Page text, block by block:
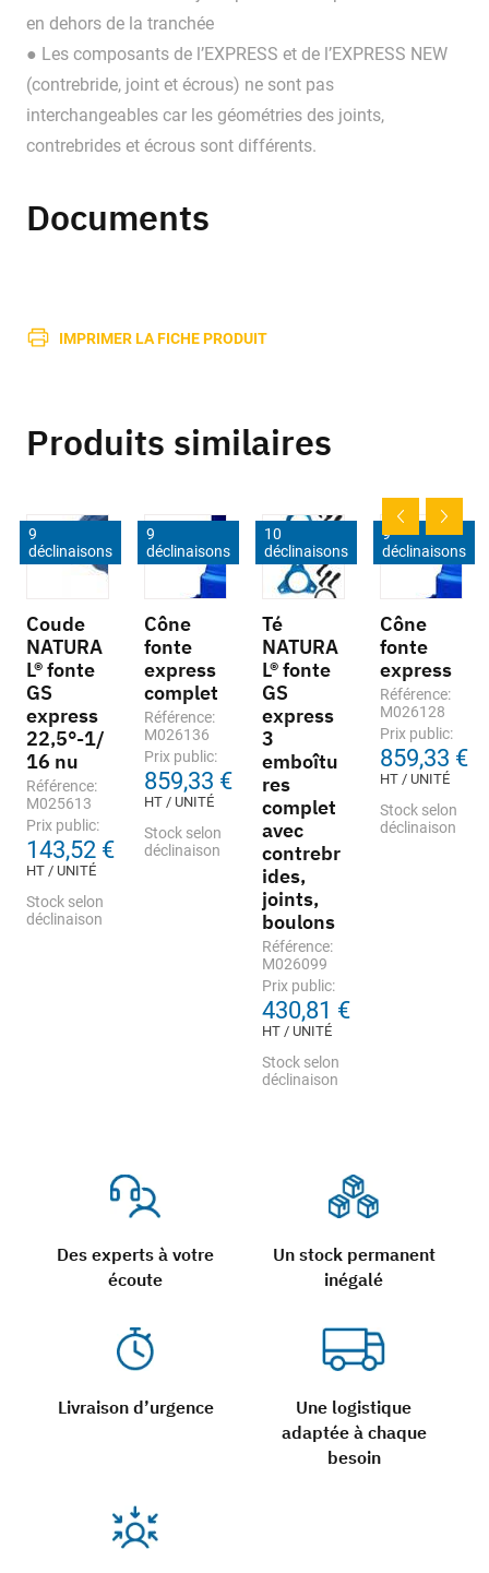
en dehors de la tranchée
● Les composants de l’EXPRESS et de l’EXPRESS NEW
(contrebride, joint et écrous) ne sont pas
interchangeables car les géométries des joints,
contrebrides et écrous sont différents.
Documents
IMPRIMER LA FICHE PRODUIT
Des experts à votre
écoute
Un stock permanent
inégalé
Livraison d’urgence
Une logistique
adaptée à chaque
besoin
Produits similaires
9
déclinaisons
Coude
NATURA
L® fonte
GS
express
22,5°-1/
16 nu
Référence:
M025613
Prix public:
143,52 €
HT / UNITÉ
Stock selon
déclinaison
9
déclinaisons
Cône
fonte
express
complet
Référence:
M026136
Prix public:
859,33 €
HT / UNITÉ
Stock selon
déclinaison
10
déclinaisons
Té
NATURA
L® fonte
GS
express
3
emboîtu
res
complet
avec
contrebr
ides,
joints,
boulons
Référence:
M026099
Prix public:
430,81 €
HT / UNITÉ
Stock selon
déclinaison
9
déclinaisons
Cône
fonte
express
Référence:
M026128
Prix public:
859,33 €
HT / UNITÉ
Stock selon
déclinaison